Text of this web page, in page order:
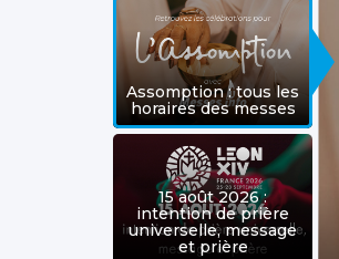
Assomption : tous les
horaires des messes
15 août 2026 :
intention de prière
universelle, message
et prière